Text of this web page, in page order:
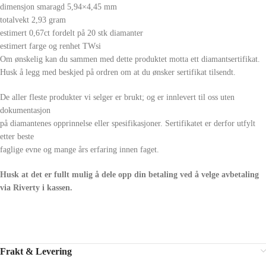
dimensjon smaragd 5,94×4,45 mm
totalvekt 2,93 gram
estimert 0,67ct fordelt på 20 stk diamanter
estimert farge og renhet TWsi
Om ønskelig kan du sammen med dette produktet motta ett diamantsertifikat.
Husk å legg med beskjed på ordren om at du ønsker sertifikat tilsendt.
De aller fleste produkter vi selger er brukt; og er innlevert til oss uten
dokumentasjon
på diamantenes opprinnelse eller spesifikasjoner. Sertifikatet er derfor utfylt
etter beste
faglige evne og mange års erfaring innen faget.
Husk at det er fullt mulig å dele opp din betaling ved å velge avbetaling
via Riverty i kassen.
Frakt & Levering